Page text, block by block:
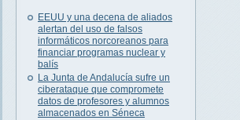
EEUU y una decena de aliados
alertan del uso de falsos
informáticos norcoreanos para
financiar programas nuclear y
balís
La Junta de Andalucía sufre un
ciberataque que compromete
datos de profesores y alumnos
almacenados en Séneca